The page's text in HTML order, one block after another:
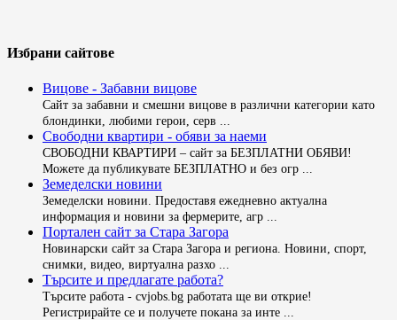
Избрани сайтове
Вицове - Забавни вицове
Сайт за забавни и смешни вицове в различни категории като
блондинки, любими герои, серв ...
Свободни квартири - обяви за наеми
СВОБОДНИ КВАРТИРИ – сайт за БЕЗПЛАТНИ ОБЯВИ!
Можете да публикувате БЕЗПЛАТНО и без огр ...
Земеделски новини
Земеделски новини. Предоставя ежедневно актуална
информация и новини за фермерите, агр ...
Портален сайт за Стара Загора
Новинарски сайт за Стара Загора и региона. Новини, спорт,
снимки, видео, виртуална разхо ...
Търсите и предлагате работа?
Търсите работа - cvjobs.bg работата ще ви открие!
Регистрирайте се и получете покана за инте ...